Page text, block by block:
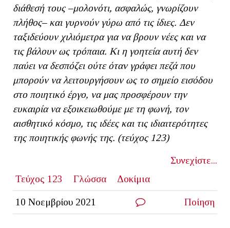
διάθεσή τους –μολονότι, ασφαλώς, γνωρίζουν
πλήθος– και γυρνούν γύρω από τις ίδιες. Δεν
ταξιδεύουν χιλιόμετρα για να βρουν νέες και να
τις βάλουν ως τρόπαια. Κι η γοητεία αυτή δεν
παύει να δεσπόζει ούτε όταν γράφει πεζά που
μπορούν να λειτουργήσουν ως το σημείο εισόδου
στο ποιητικό έργο, να μας προσφέρουν την
ευκαιρία να εξοικειωθούμε με τη φωνή, τον
αισθητικό κόσμο, τις ιδέες και τις ιδιαιτερότητες
της ποιητικής φωνής της. (τεύχος 123)
Συνεχίστε...
Τεύχος 123
Γλώσσα Δοκίμια
10 Νοεμβρίου 2021 Ποίηση